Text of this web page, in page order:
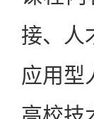
接、人
应用型